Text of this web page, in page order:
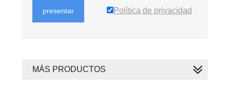
presentar Política de privacidad
MÁS PRODUCTOS